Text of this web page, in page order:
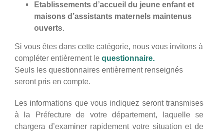
Etablissements d’accueil du jeune enfant et
maisons d’assistants maternels maintenus
ouverts.
Si vous êtes dans cette catégorie, nous vous invitons à
compléter entièrement le questionnaire.
Seuls les questionnaires entièrement renseignés
seront pris en compte.
Les informations que vous indiquez seront transmises
à la Préfecture de votre département, laquelle se
chargera d’examiner rapidement votre situation et de